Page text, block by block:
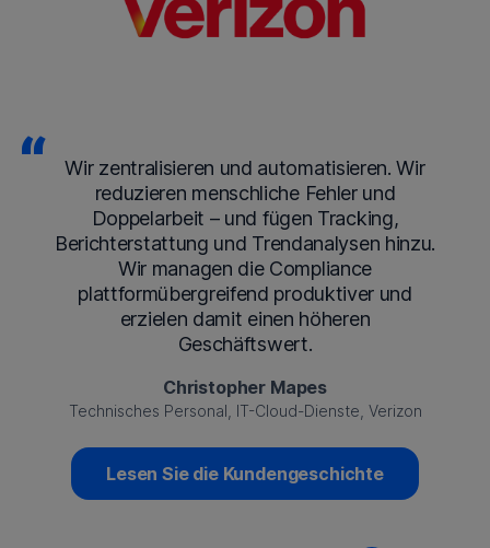
Wir zentralisieren und automatisieren. Wir
reduzieren menschliche Fehler und
Doppelarbeit – und fügen Tracking,
Berichterstattung und Trendanalysen hinzu.
Wir managen die Compliance
plattformübergreifend produktiver und
erzielen damit einen höheren
Geschäftswert.
Christopher Mapes
Technisches Personal, IT-Cloud-Dienste, Verizon
Lesen Sie die Kundengeschichte